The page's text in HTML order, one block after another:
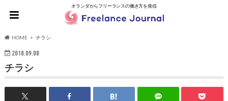
オランダからフリーランスの働き方を発信
HOME チラシ
2018.09.08
チラシ